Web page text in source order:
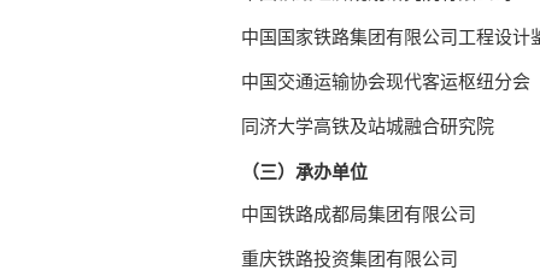
中国国家铁路集团有限公司工程设计
中国交通运输协会现代客运枢纽分会
同济大学高铁及站城融合研究院
（三）承办单位
中国铁路成都局集团有限公司
重庆铁路投资集团有限公司